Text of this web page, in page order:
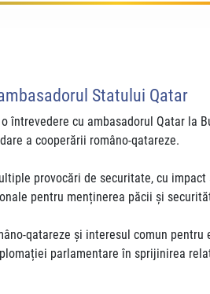
Statului Qatar
cu ambasadorul Qatar la
a cooperării româno-qatareze.
provocări de securitate, cu
pentru menținerea păcii și
qatareze și interesul comun
parlamentare în sprijinirea